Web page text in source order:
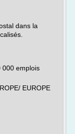
dans la
000 emplois
EUROPE